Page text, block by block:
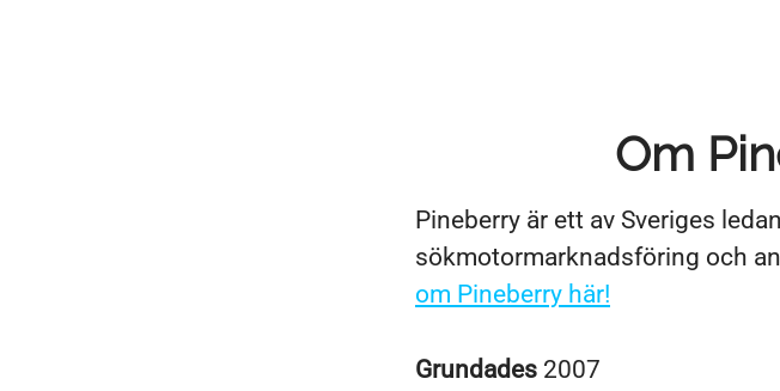
Om
Pineberry är ett av Sveriges
sökmotormarknadsföring och
om Pineberry här!
Grundades 2007